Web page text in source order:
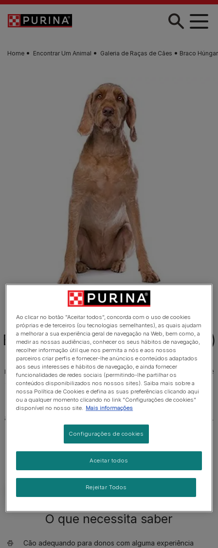
Skip to main content
Home Encontrar Um Animal Galeria de Raças de Cães Braco
Braco Húngaro (Pelo Cerdoso)
O Braco Húngaro de pelo Cerdoso é um cão de porte
médio, ativo com uma pelagem dura e cerdosa em tons de
dourado areia até tonalidades mais avermelhadas. Tem um
bigode distinto e sobrancelhas peludas, uma aparência
nobre, graciosa e resistente. Os machos adultos medem
aproximadamente 58-62cm e as fêmeas adultas 54-58cm.
Pesam entre 20-30kg.
1 de 4
O que necessita saber
Cão adequando para donos com alguma experiência
Ao clicar no botão "Aceitar todos", concorda com o uso de cookies
próprias e de terceiros (ou tecnologias semelhantes), as quais ajudam
a melhorar a sua experiência geral de navegação na Web, bem como, a
medir as nossas audiências, conhecer os seus hábitos de navegação,
recolher informação útil que nos permita a nós e aos nossos
parceiros criar perfis e fornecer-lhe anúncios e conteúdos adaptados
aos seus interesses e hábitos de navegação, e ainda fornecer
funcionalidades de redes sociais (permitindo-lhe partilhar os
conteúdos disponibilizados nos nossos sites). Saiba mais sobre a
nossa Política de Cookies e defina as suas preferências clicando aqui
ou a qualquer momento clicando no link "Configurações de cookies"
disponível no nosso site. Mais informações
Configurações de cookies
Rejeitar Todos
Aceitar todos